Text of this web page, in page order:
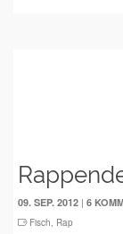
09. SEP. 2012 | 6
Fisch, Rap